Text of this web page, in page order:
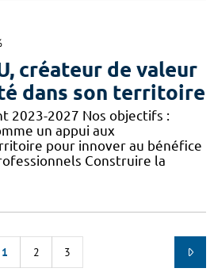
créateur de valeur
dans son territoire
2023-2027 Nos objectifs :
un appui aux
pour innover au bénéfice
Construire la
1 2 3